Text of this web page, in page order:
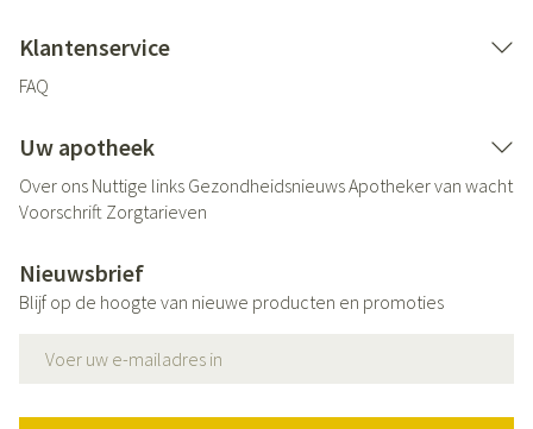
Klantenservice
FAQ
Uw apotheek
Over ons Nuttige links GezondheidsnieuwsApotheker van wacht
Voorschrift Zorgtarieven
Nieuwsbrief
Blijf op de hoogte van nieuwe producten en promoties